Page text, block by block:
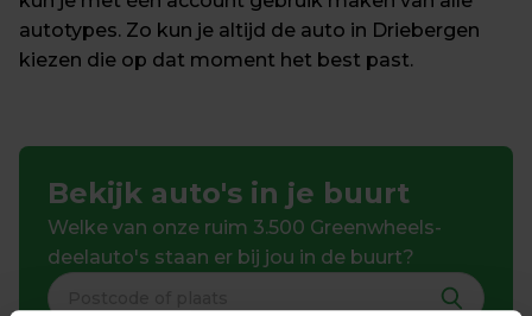
autotypes. Zo kun je altijd de auto in Driebergen
kiezen die op dat moment het best past.
Bekijk auto's in je buurt
Welke van onze ruim 3.500 Greenwheels-
deelauto's staan er bij jou in de buurt?